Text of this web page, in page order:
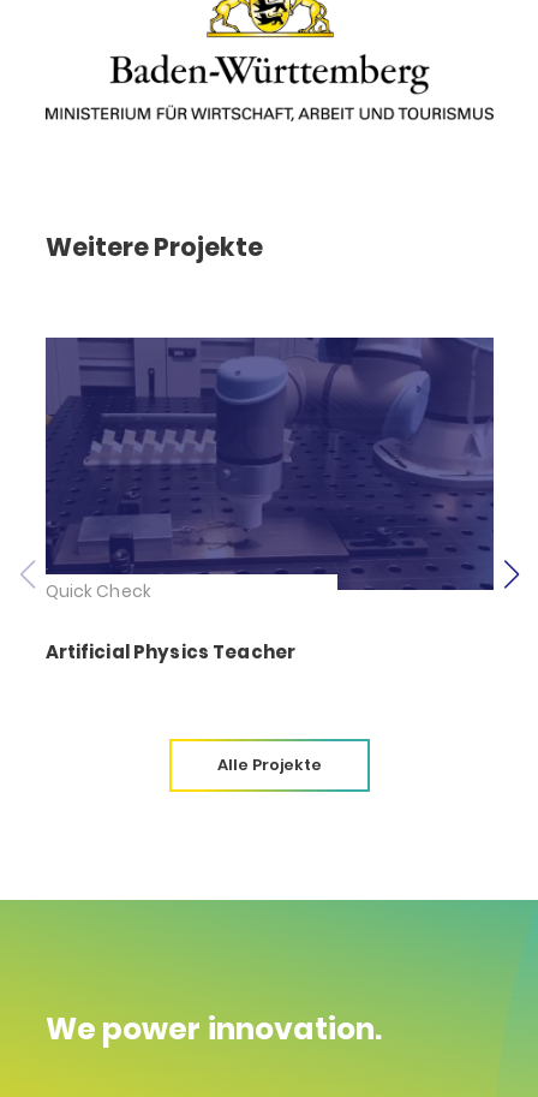
Weitere Projekte
Quick Check
Artificial Physics Teacher
Alle Projekte
We power innovation.